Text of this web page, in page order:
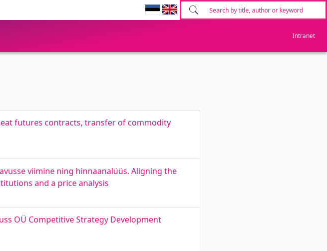
Intranet
futures contracts, transfer of commodity
viimine ning hinnaanalüüs. Aligning the
and a price analysis
OÜ Competitive Strategy Development